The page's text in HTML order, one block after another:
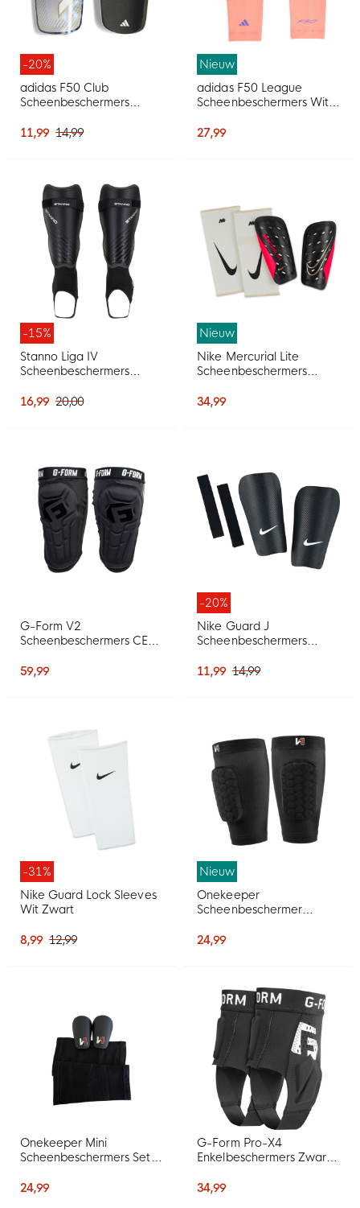
-20%
adidas F50 Club
Scheenbeschermers
11,99 14,99
Nieuw
adidas F50 League
Scheenbeschermers Wit
27,99
-15%
Stanno Liga IV
Scheenbeschermers
16,99 20,00
Nieuw
Nike Mercurial Lite
Scheenbeschermers
34,99
G-Form V2
Scheenbeschermers CE
59,99
-20%
Nike Guard J
Scheenbeschermers
11,99 14,99
-31%
Nike Guard Lock Sleeves
Wit Zwart
8,99 12,99
Nieuw
Onekeeper
Scheenbeschermer
24,99
Onekeeper Mini
Scheenbeschermers Set
24,99
G-Form Pro-X4
Enkelbeschermers Zwart
34,99